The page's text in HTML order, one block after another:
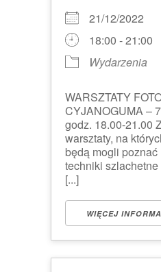
21/12/2022
18:00 - 21:00
Wydarzenia
WARSZTATY
CYJANOGUMA –
godz. 18.00-21.00
warsztaty, na
będą mogli
techniki
[...]
WIĘCEJ